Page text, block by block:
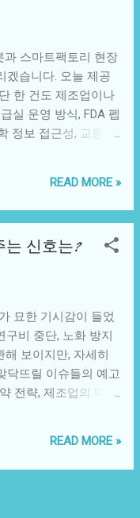
기 대비 12% 감소했
치료제의 이익을 어
원체 접근을 원하고,
보로 만든 백신을 공
신 불평등이 얼마나
인력이 격리되고, 부
한 건 그 여파였다.
지만 각국 이해관계가
엔, 협상 테이블 위 실
조업이 주목해야 할 이
: 병원체 정보가 빠르
쇄 기간이 단축된다.
과 스마트팩토리 현장
겠습니다. 오늘 제공
한 건도 제조업이나
실 운영 방식, FDA 펩
정보 접근성, 교통사
까요? 억지로 "노인
나 "교통안전에 자율
출 수는 있습니다. 하
습니다. 왜 이런 일이
블로그에 헬스케어
분석 기사를 작성하
AI 리서치 보조를 활
니다.
READ MORE »
는 신호는?
묘한 기시감이 들었
구비 중단, 노화 방지
보이지만, 자세히
닥뜨릴 이슈들의 예고
전략, 제조업의 미래
체들에게 생산 허가
러 수준까지 낮추겠
아메리카 시장은 여
때문이다. 고가의 첨
READ MORE »